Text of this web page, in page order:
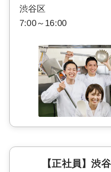
渋谷区
7:00～16:00
【正社員】渋